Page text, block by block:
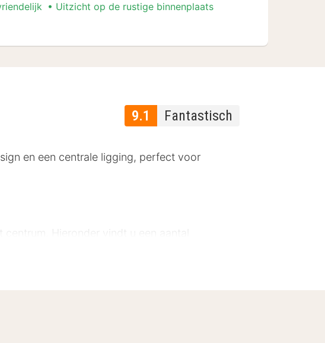
Uitzicht op de rustige binnenplaats
9.1 Fantastisch
en een centrale ligging, perfect voor
Hieronder vindt u een aantal